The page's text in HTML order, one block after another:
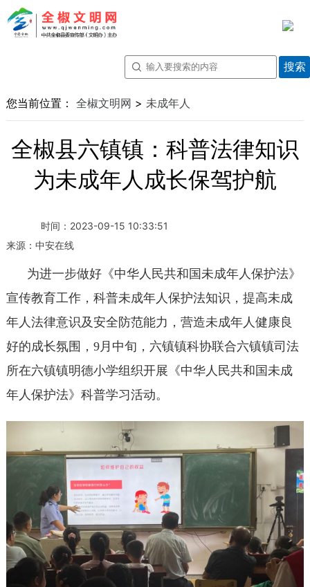
您当前位置： 全椒文明网 > 未成年人
全椒县六镇镇：科普法律知识
为未成年人成长保驾护航
时间： 2023-09-15 10:33:51
来源： 中安在线
为进一步做好《中华人民共和国未成年人保护法》
宣传教育工作，科普未成年人保护法知识，提高未成
年人法律意识及安全防范能力，营造未成年人健康良
好的成长氛围，9月中旬，六镇镇科协联合六镇镇司法
所在六镇镇明德小学组织开展《中华人民共和国未成
年人保护法》科普学习活动。